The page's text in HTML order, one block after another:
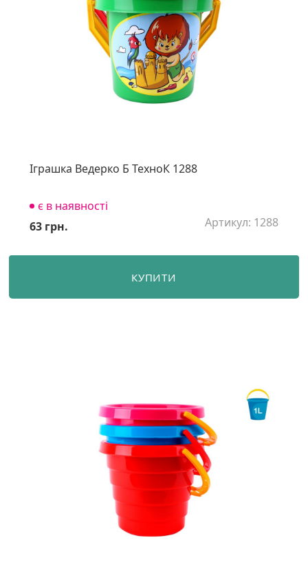
Іграшка Ведерко Б ТехноК 1288
є в наявності
Артикул: 1288
63 грн.
КУПИТИ